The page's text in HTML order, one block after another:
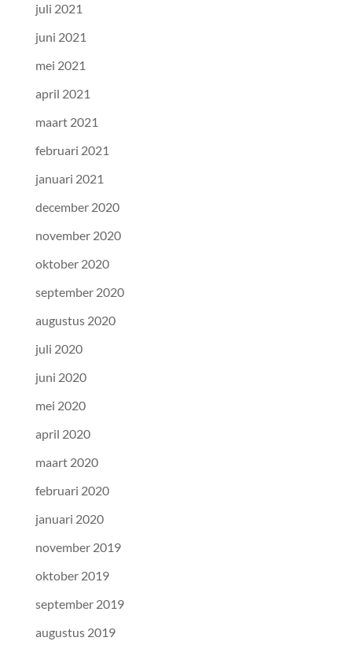
juli 2021
juni 2021
mei 2021
april 2021
maart 2021
februari 2021
januari 2021
december 2020
november 2020
oktober 2020
september 2020
augustus 2020
juli 2020
juni 2020
mei 2020
april 2020
maart 2020
februari 2020
januari 2020
november 2019
oktober 2019
september 2019
augustus 2019